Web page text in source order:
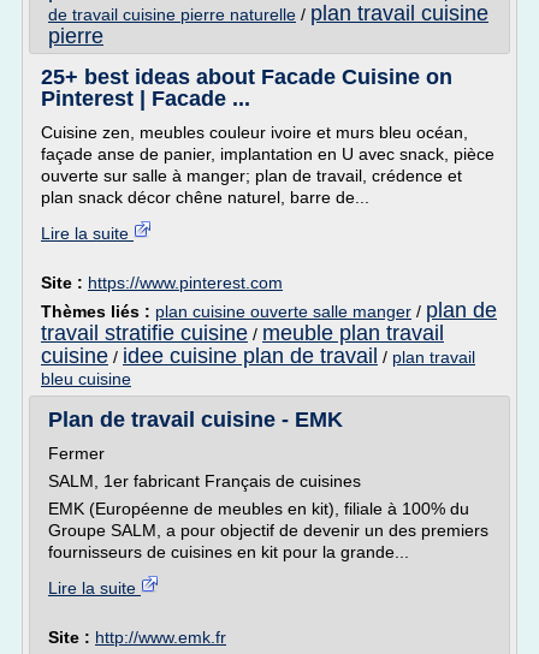
de travail cuisine pierre naturelle / plan travail cuisine
pierre
25+ best ideas about Facade Cuisine on
Pinterest | Facade ...
Cuisine zen, meubles couleur ivoire et murs bleu océan,
façade anse de panier, implantation en U avec snack, pièce
ouverte sur salle à manger; plan de travail, crédence et
plan snack décor chêne naturel, barre de...
Lire la suite
Site : https://www.pinterest.com
Thèmes liés : plan cuisine ouverte salle manger / plan de
travail stratifie cuisine / meuble plan travail
cuisine / idee cuisine plan de travail / plan travail
bleu cuisine
Plan de travail cuisine - EMK
Fermer
SALM, 1er fabricant Français de cuisines
EMK (Européenne de meubles en kit), filiale à 100% du
Groupe SALM, a pour objectif de devenir un des premiers
fournisseurs de cuisines en kit pour la grande...
Lire la suite
Site : http://www.emk.fr